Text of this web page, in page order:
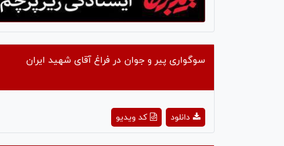
سوگواری پیر و جوان در فراغ آقای شهید ایران
Video
کد ویدیو دانلود